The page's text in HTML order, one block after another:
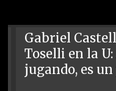
Gabriel
Toselli en la
jugando, es